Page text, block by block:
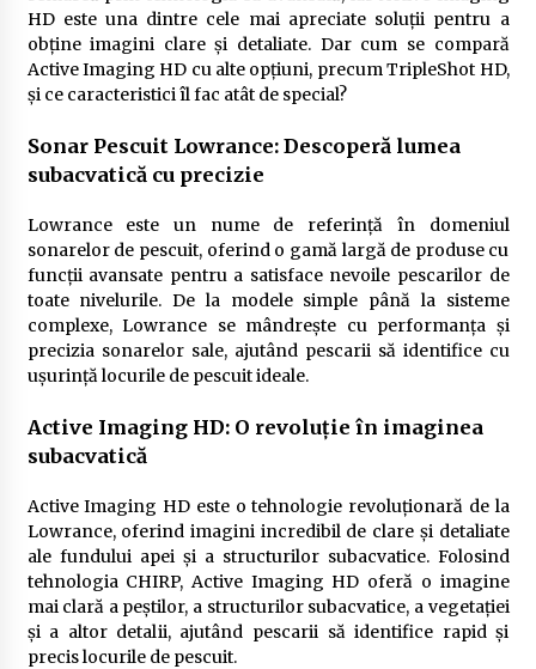
2 ani ago
HD este una dintre cele mai apreciate soluții pentru a
obține imagini clare și detaliate. Dar cum se compară
Active Imaging HD cu alte opțiuni, precum TripleShot HD,
și ce caracteristici îl fac atât de special?
Sonar Pescuit Lowrance: Descoperă lumea
subacvatică cu precizie
Lowrance este un nume de referință în domeniul
sonarelor de pescuit, oferind o gamă largă de produse cu
funcții avansate pentru a satisface nevoile pescarilor de
toate nivelurile. De la modele simple până la sisteme
complexe, Lowrance se mândrește cu performanța și
precizia sonarelor sale, ajutând pescarii să identifice cu
ușurință locurile de pescuit ideale.
Active Imaging HD: O revoluție în imaginea
subacvatică
Active Imaging HD este o tehnologie revoluționară de la
Lowrance, oferind imagini incredibil de clare și detaliate
ale fundului apei și a structurilor subacvatice. Folosind
tehnologia CHIRP, Active Imaging HD oferă o imagine
mai clară a peștilor, a structurilor subacvatice, a vegetației
și a altor detalii, ajutând pescarii să identifice rapid și
precis locurile de pescuit.